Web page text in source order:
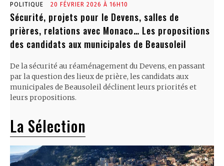
POLITIQUE 20 FÉVRIER 2026 À 16H10
Sécurité, projets pour le Devens, salles de
prières, relations avec Monaco… Les propositions
des candidats aux municipales de Beausoleil
De la sécurité au réaménagement du Devens, en passant
par la question des lieux de prière, les candidats aux
municipales de Beausoleil déclinent leurs priorités et
leurs propositions.
La Sélection